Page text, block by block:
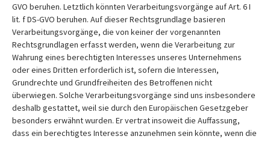
GVO beruhen. Letztlich könnten Verarbeitungsvorgänge auf Art. 6 I
lit. f DS-GVO beruhen. Auf dieser Rechtsgrundlage basieren
Verarbeitungsvorgänge, die von keiner der vorgenannten
Rechtsgrundlagen erfasst werden, wenn die Verarbeitung zur
Wahrung eines berechtigten Interesses unseres Unternehmens
oder eines Dritten erforderlich ist, sofern die Interessen,
Grundrechte und Grundfreiheiten des Betroffenen nicht
überwiegen. Solche Verarbeitungsvorgänge sind uns insbesondere
deshalb gestattet, weil sie durch den Europäischen Gesetzgeber
besonders erwähnt wurden. Er vertrat insoweit die Auffassung,
dass ein berechtigtes Interesse anzunehmen sein könnte, wenn die